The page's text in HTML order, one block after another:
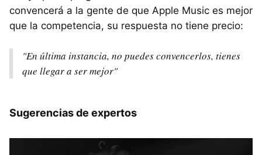
convencerá a la gente de que Apple Music es mejor
que la competencia, su respuesta no tiene precio:
"En última instancia, no puedes convencerlos, tienes
que llegar a ser mejor"
Sugerencias de expertos